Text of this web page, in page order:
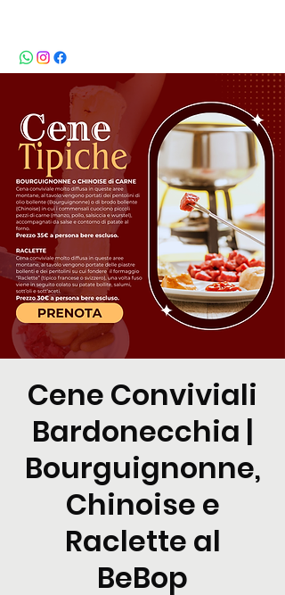
Cene Conviviali
Bardonecchia |
Bourguignonne,
Chinoise e
Raclette al
BeBop